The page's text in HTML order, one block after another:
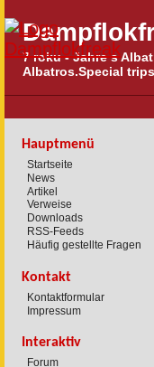
7 roku - Jahre s
Albatros.Special
Hauptmenü
Startseite
News
Artikel
Verweise
Downloads
RSS-Feeds
Häufig gestellte Fragen
Kontakt
Kontaktformular
Impressum
Interaktiv
Forum